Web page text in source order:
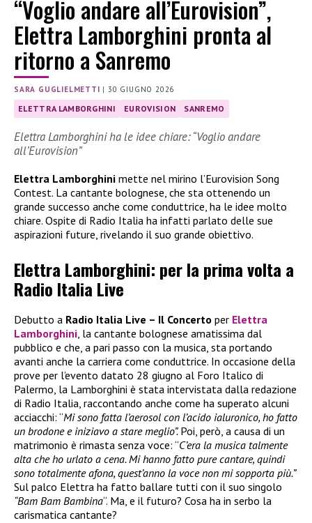
“Voglio andare all’Eurovision”,
Elettra Lamborghini pronta al
ritorno a Sanremo
SARA GUGLIELMETTI |30 GIUGNO 2026
ELETTRA LAMBORGHINI EUROVISION SANREMO
Elettra Lamborghini ha le idee chiare: “Voglio andare
all’Eurovision”
Elettra Lamborghini mette nel mirino l’Eurovision Song
Contest. La cantante bolognese, che sta ottenendo un
grande successo anche come conduttrice, ha le idee molto
chiare. Ospite di Radio Italia ha infatti parlato delle sue
aspirazioni future, rivelando il suo grande obiettivo.
Elettra Lamborghini: per la prima volta a
Radio Italia Live
Debutto a Radio Italia Live – Il Concerto per Elettra
Lamborghini, la cantante bolognese amatissima dal
pubblico e che, a pari passo con la musica, sta portando
avanti anche la carriera come conduttrice. In occasione della
prove per l’evento datato 28 giugno al Foro Italico di
Palermo, la Lamborghini è stata intervistata dalla redazione
di Radio Italia, raccontando anche come ha superato alcuni
acciacchi: “Mi sono fatta l’aerosol con l’acido ialuronico, ho fatto
un brodone e iniziavo a stare meglio”. Poi, però, a causa di un
matrimonio è rimasta senza voce: “C’era la musica talmente
alta che ho urlato a cena. Mi hanno fatto pure cantare, quindi
sono totalmente afona, quest’anno la voce non mi sopporta più.”
Sul palco Elettra ha fatto ballare tutti con il suo singolo
“Bam Bam Bambina“. Ma, e il futuro? Cosa ha in serbo la
carismatica cantante?